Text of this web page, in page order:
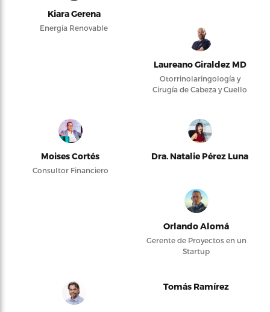
Kiara Gerena
Energía Renovable
Laureano Giraldez MD
Otorrinolaringología y
Cirugía de Cabeza y Cuello
Moises Cortés
Consultor Financiero
Dra. Natalie Pérez Luna
Orlando Alomá
Gerente de Proyectos en un
Startup
Tomás Ramírez